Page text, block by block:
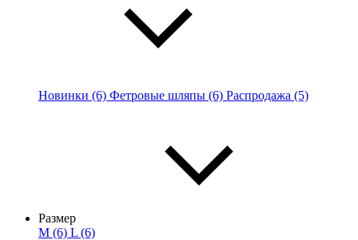
Новинки (6) Фетровые шляпы (6) Распродажа (5)
Размер
M (6) L (6)